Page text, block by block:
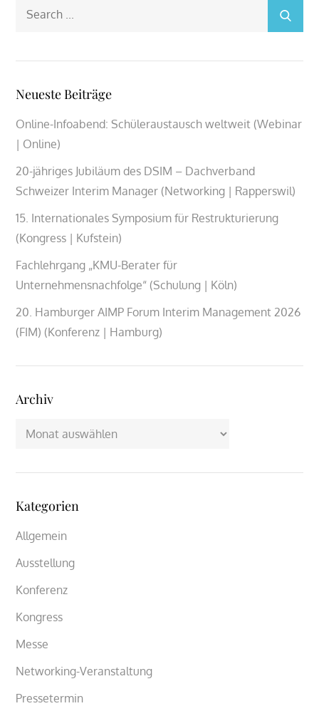
Neueste Beiträge
Online-Infoabend: Schüleraustausch weltweit (Webinar
| Online)
20-jähriges Jubiläum des DSIM – Dachverband
Schweizer Interim Manager (Networking | Rapperswil)
15. Internationales Symposium für Restrukturierung
(Kongress | Kufstein)
Fachlehrgang „KMU-Berater für
Unternehmensnachfolge“ (Schulung | Köln)
20. Hamburger AIMP Forum Interim Management 2026
(FIM) (Konferenz | Hamburg)
Archiv
Archiv
Kategorien
Allgemein
Ausstellung
Konferenz
Kongress
Messe
Networking-Veranstaltung
Pressetermin